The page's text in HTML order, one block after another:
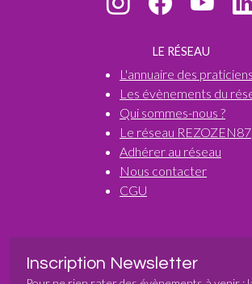
LE RÉSEAU
L'annuaire des praticiens
Les évènements du
Qui sommes-nous ?
Le réseau REZOZEN87
Adhérer au réseau
Nous contacter
CGU
Inscription Newsletter